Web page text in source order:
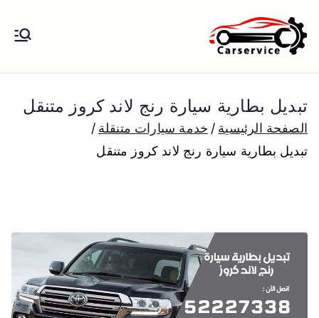
إلى
المحتوى
الكويت
بنشر متنقل الكويت كهرباء وبنشر تبديل
بارخص الاسعار
تبديل بطارية سيارة رنج لاند كروز متنقل
الصفحة الرئيسية
خدمة سيارات متنقلة
تبديل بطارية سيارة رنج لاند كروز متنقل